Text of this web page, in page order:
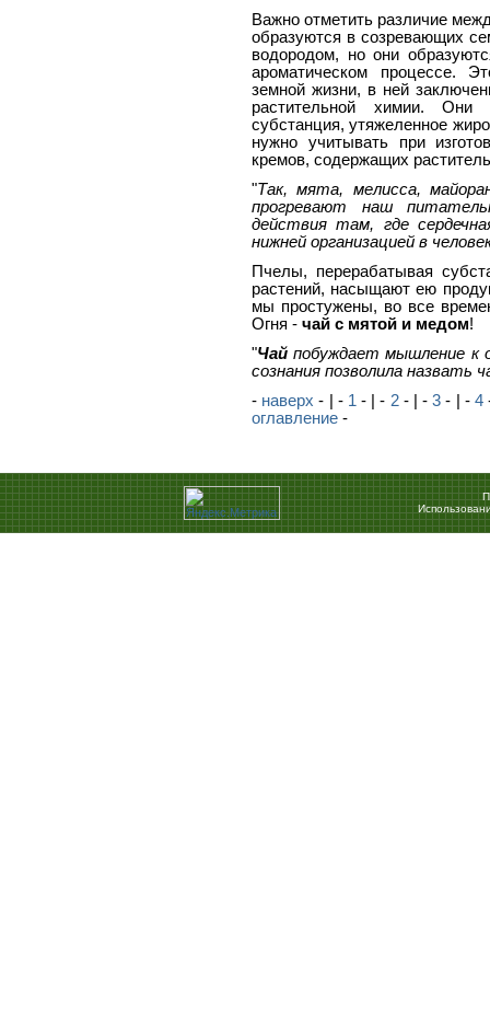
Важно отметить различие
образуются в созревающих
водородом, но они
ароматическом процессе.
земной жизни, в ней
растительной химии.
субстанция, утяжеленное
нужно учитывать при
кремов, содержащих
"Так, мята, мелисса,
прогревают наш
действия там, где
нижней организацией в
Пчелы, перерабатывая
растений, насыщают ею
мы простужены, во все
Огня - чай с мятой и медом!
"Чай побуждает мышление к
сознания позволила назвать
- наверх - | - 1 - | - 2- | -3 - | - 4
оглавление -